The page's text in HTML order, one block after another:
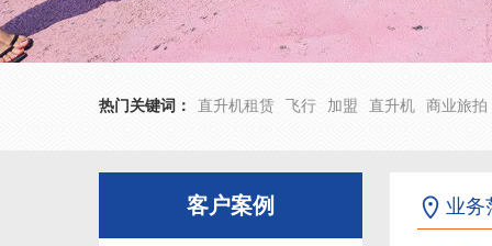
热门关键词： 直升机租赁 飞行 加盟 直升机 商业旅拍
客户案例 业务